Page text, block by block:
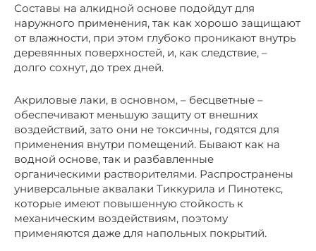
Составы на алкидной основе подойдут для
наружного применения, так как хорошо защищают
от влажности, при этом глубоко проникают внутрь
деревянных поверхностей, и, как следствие, –
долго сохнут, до трех дней.
Акриловые лаки, в основном, – бесцветные –
обеспечивают меньшую защиту от внешних
воздействий, зато они не токсичны, годятся для
применения внутри помещений. Бывают как на
водной основе, так и разбавленные
органическими растворителями. Распространены
универсальные аквалаки Тиккурила и Пинотекс,
которые имеют повышенную стойкость к
механическим воздействиям, поэтому
применяются даже для напольных покрытий.